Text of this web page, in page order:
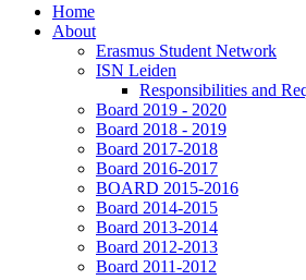
Home
About
Erasmus Student Network
ISN Leiden
Responsibilities and
Board 2019 - 2020
Board 2018 - 2019
Board 2017-2018
Board 2016-2017
BOARD 2015-2016
Board 2014-2015
Board 2013-2014
Board 2012-2013
Board 2011-2012